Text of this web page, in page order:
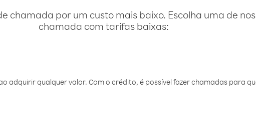
chamada por um custo mais baixo. Escolha uma de
chamada com tarifas baixas:
adquirir qualquer valor. Com o crédito, é possível fazer chamadas para